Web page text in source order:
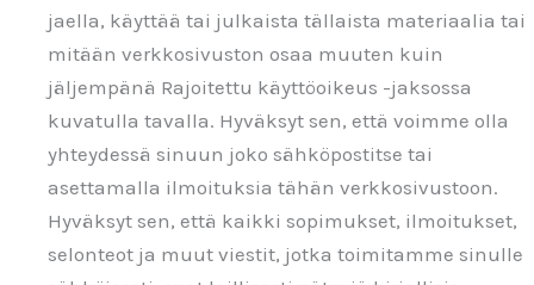
jaella, käyttää tai julkaista tällaista materiaalia tai
mitään verkkosivuston osaa muuten kuin
jäljempänä Rajoitettu käyttöoikeus -jaksossa
kuvatulla tavalla. Hyväksyt sen, että voimme olla
yhteydessä sinuun joko sähköpostitse tai
asettamalla ilmoituksia tähän verkkosivustoon.
Hyväksyt sen, että kaikki sopimukset, ilmoitukset,
selonteot ja muut viestit, jotka toimitamme sinulle